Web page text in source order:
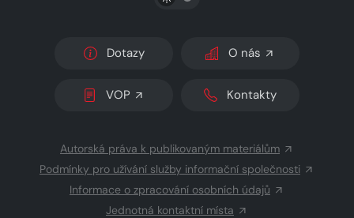
Dotazy O nás
VOP Kontakty
Autorská práva k publikovaným materiálům
Podmínky pro užívání služby informační společnosti
Informace o zpracování osobních údajů
Jednotná kontaktní místa